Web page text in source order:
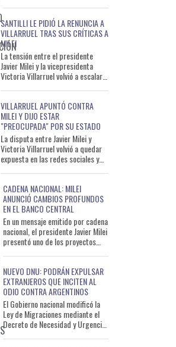
una
SANTILLI LE PIDIÓ LA RENUNCIA A
VILLARRUEL TRAS SUS CRÍTICAS A
MILEI
La tensión entre el presidente
Javier Milei y la vicepresidenta
Victoria Villarruel volvió a escalar y
VILLARRUEL APUNTÓ CONTRA
MILEI Y DIJO ESTAR
"PREOCUPADA" POR SU ESTADO
La disputa entre Javier Milei y
Victoria Villarruel volvió a quedar
expuesta en las redes sociales y
CADENA NACIONAL: MILEI
ANUNCIÓ CAMBIOS PROFUNDOS
EN EL BANCO CENTRAL
En un mensaje emitido por cadena
nacional, el presidente Javier Milei
presentó uno de los proyectos
NUEVO DNU: PODRÁN EXPULSAR
EXTRANJEROS QUE INCITEN AL
ODIO CONTRA ARGENTINOS
El Gobierno nacional modificó la
Ley de Migraciones mediante el
Decreto de Necesidad y Urgencia
(DNU) 88/2026 e incorporó